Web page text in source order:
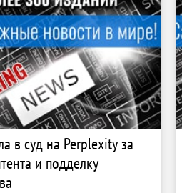
в суд на Perplexity за
и подделку